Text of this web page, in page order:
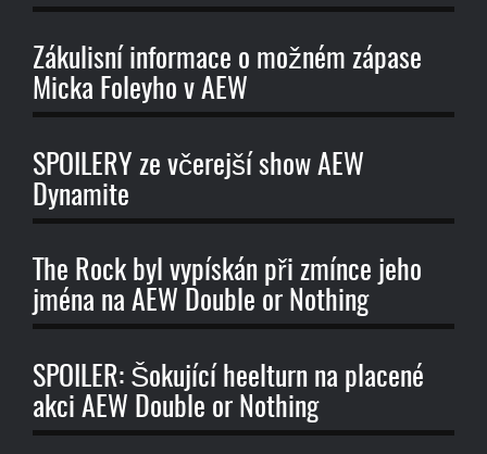
Zákulisní informace o možném zápase
Micka Foleyho v AEW
SPOILERY ze včerejší show AEW
Dynamite
The Rock byl vypískán při zmínce jeho
jména na AEW Double or Nothing
SPOILER: Šokující heelturn na placené
akci AEW Double or Nothing